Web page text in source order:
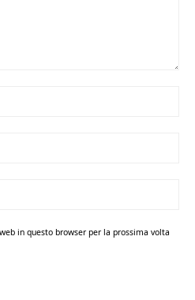
in questo browser per la prossima volta